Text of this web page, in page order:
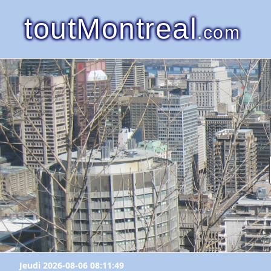
toutMontreal.com
Jeudi 2026-08-06 08:11:49